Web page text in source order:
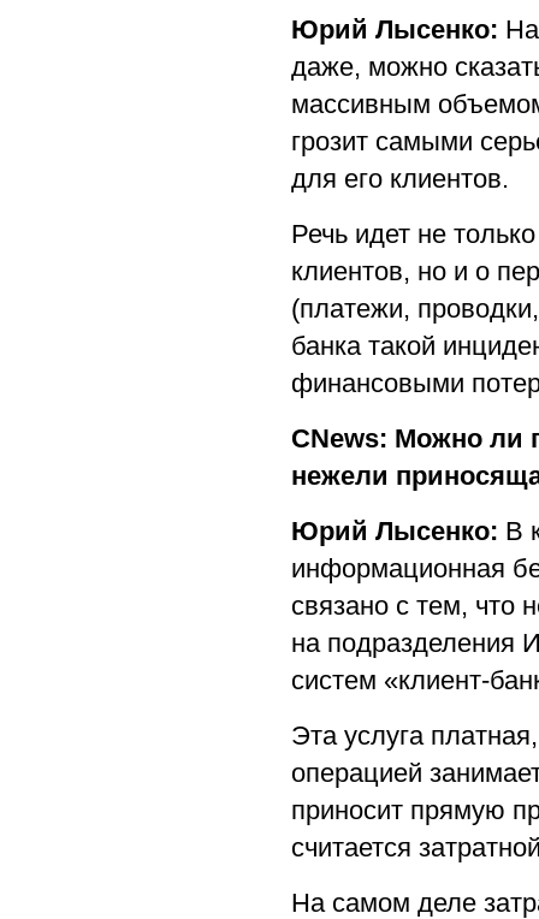
Юрий Лысенко:
даже, можно
массивным
грозит самыми
для его клиентов.
Речь идет не
клиентов, но и о
(платежи,
банка такой
финансовыми
CNews: Можно ли
нежели
Юрий Лысенко: В
информационная
связано с тем, что
на подразделения
систем «клиент-
Эта услуга
операцией
приносит прямую
считается
На самом деле